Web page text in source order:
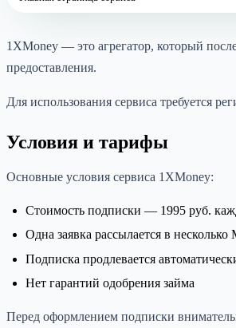
1XMoney — это агрегатор, который
предоставления.
Для использования сервиса требуется
Условия и тарифы
Основные условия сервиса 1XMoney:
Стоимость подписки — 1995 руб.
Одна заявка рассылается в
Подписка продлевается
Нет гарантий одобрения займа
Перед оформлением подписки